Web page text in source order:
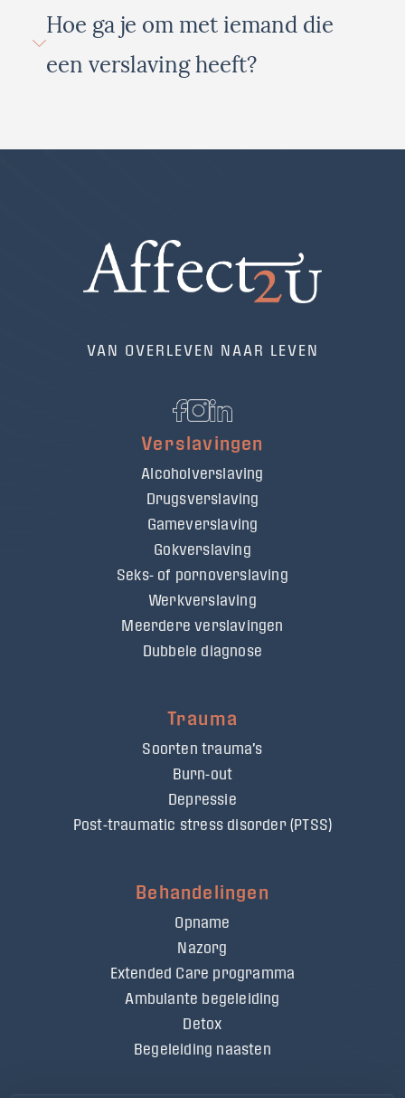
Hoe ga je om met iemand die
een verslaving heeft?
VAN OVERLEVEN NAAR LEVEN
Verslavingen
Alcoholverslaving
Drugsverslaving
Gameverslaving
Gokverslaving
Seks- of pornoverslaving
Werkverslaving
Meerdere verslavingen
Dubbele diagnose
Trauma
Soorten trauma's
Burn-out
Depressie
Post-traumatic stress disorder (PTSS)
Behandelingen
Opname
Nazorg
Extended Care programma
Ambulante begeleiding
Detox
Begeleiding naasten